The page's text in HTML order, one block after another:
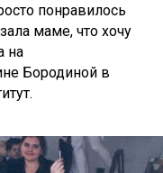
понравилось
маме, что хочу
на
Бородиной в